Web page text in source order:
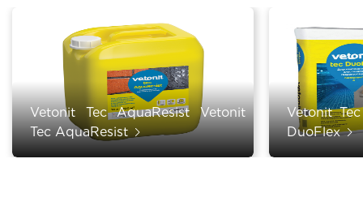
Vetonit Tec AquaResist Vetonit
Tec AquaResist
Vetonit
DuoFlex